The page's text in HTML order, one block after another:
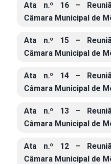
Ata n.º 16 –
Câmara Municipal de
Ata n.º 15 –
Câmara Municipal de
Ata n.º 14 –
Câmara Municipal de
Ata n.º 13 –
Câmara Municipal de
Ata n.º 12 –
Câmara Municipal de